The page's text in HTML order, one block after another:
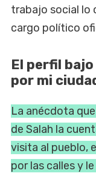
trabajo social lo
cargo político
El perfil
por mi
La anécdota
de Salah la
visita al pueblo,
por las calles y